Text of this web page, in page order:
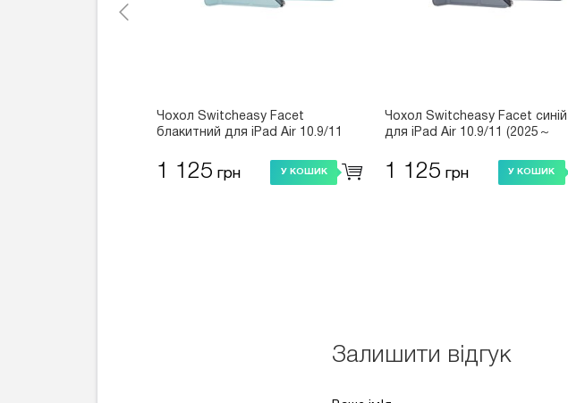
Чохол Switcheasy Facet
блакитний для iPad Air 10.9/11
2018) (MPD219204SU23)
1 125 грн У КОШИК
Чохол Switcheasy Facet синій
для iPad Air 10.9/11 (2025～
(MPD219204AB23)
1 125 грн У КОШИК
Залишити відгук